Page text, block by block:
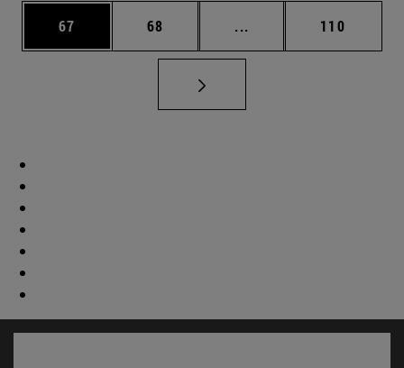
Página
67 Página
68 ... Páginas intermedias
Página
110